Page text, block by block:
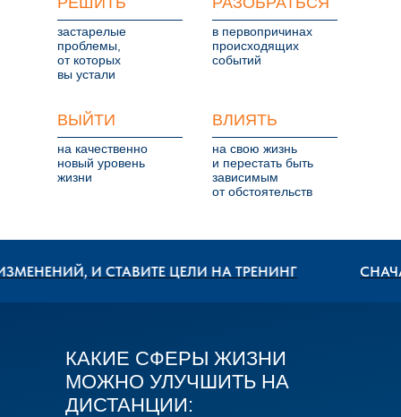
застарелые
проблемы,
от которых
вы устали
в первопричинах
происходящих
событий
ВЫЙТИ
на качественно
новый уровень
жизни
ВЛИЯТЬ
на свою жизнь
и перестать быть
зависимым
от обстоятельств
И СТАВИТЕ ЦЕЛИ НА ТРЕНИНГ СНАЧАЛА
КАКИЕ СФЕРЫ ЖИЗНИ
МОЖНО УЛУЧШИТЬ НА
ДИСТАНЦИИ: